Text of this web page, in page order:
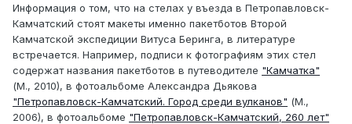
Информация о том, что на стелах у въезда в Петропавловск-
Камчатский стоят макеты именно пакетботов Второй
Камчатской экспедиции Витуса Беринга, в литературе
встречается. Например, подписи к фотографиям этих стел
содержат названия пакетботов в путеводителе "Камчатка"
(М., 2010), в фотоальбоме Александра Дьякова
"Петропавловск-Камчатский. Город среди вулканов" (М.,
2006), в фотоальбоме "Петропавловск-Камчатский, 260 лет"